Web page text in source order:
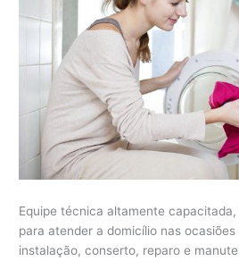
Equipe técnica altamente
para atender a domicílio nas
instalação, conserto, reparo e